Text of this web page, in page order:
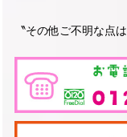
〝その他ご不明な点